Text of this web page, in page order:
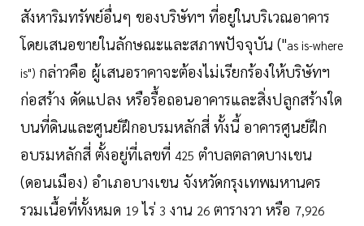
สังหาริมทรัพย์อื่นๆ ของบริษัทฯ ที่อยู่ในบริเวณอาคาร
โดยเสนอขายในลักษณะและสภาพปัจจุบัน ("as is-where
is") กล่าวคือ ผู้เสนอราคาจะต้องไม่เรียกร้องให้บริษัทฯ
ก่อสร้าง ดัดแปลง หรือรื้อถอนอาคารและสิ่งปลูกสร้างใด
บนที่ดินและศูนย์ฝึกอบรมหลักสี่ ทั้งนี้ อาคารศูนย์ฝึก
อบรมหลักสี่ ตั้งอยู่ที่เลขที่ 425 ตำบลตลาดบางเขน
(ดอนเมือง) อำเภอบางเขน จังหวัดกรุงเทพมหานคร
รวมเนื้อที่ทั้งหมด 19 ไร่ 3 งาน 26 ตารางวา หรือ 7,926